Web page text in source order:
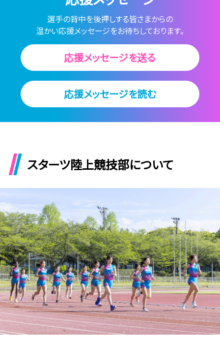
選⼿の背中を後押しする皆さまからの
温かい応援メッセージをお待ちしております。
応援メッセージを送る
応援メッセージを読む
スターツ陸上競技部について